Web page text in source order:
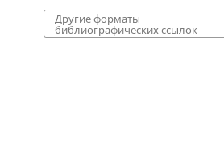
Другие форматы
библиографических ссылок